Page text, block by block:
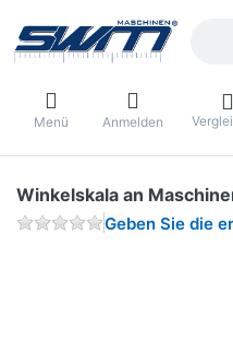
Menü Anmelden
Winkelskala an
Geben Sie die